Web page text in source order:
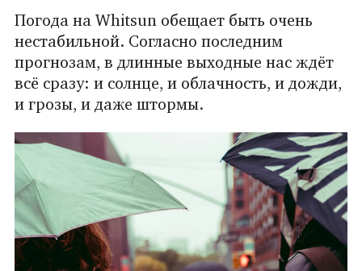
Погода на Whitsun обещает быть очень
нестабильной. Согласно последним
прогнозам, в длинные выходные нас ждёт
всё сразу: и солнце, и облачность, и дожди,
и грозы, и даже штормы.